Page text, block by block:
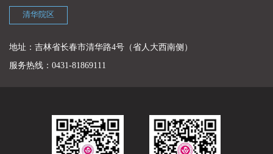
清华院区
地址：吉林省长春市清华路4号（省人大西南侧）
服务热线：0431-81869111